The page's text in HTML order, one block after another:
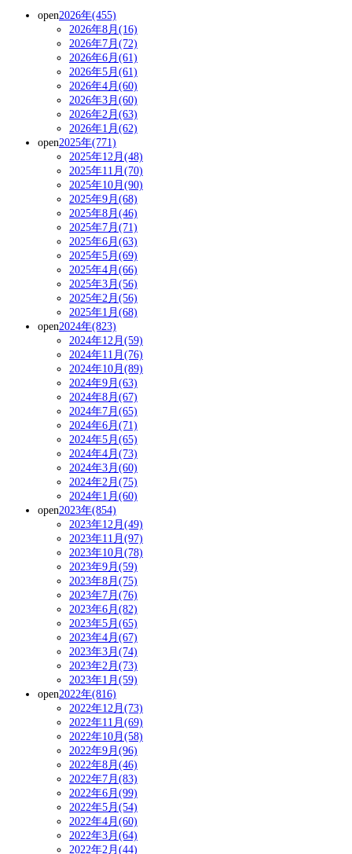
open2026年(455)
2026年8月(16)
2026年7月(72)
2026年6月(61)
2026年5月(61)
2026年4月(60)
2026年3月(60)
2026年2月(63)
2026年1月(62)
open2025年(771)
2025年12月(48)
2025年11月(70)
2025年10月(90)
2025年9月(68)
2025年8月(46)
2025年7月(71)
2025年6月(63)
2025年5月(69)
2025年4月(66)
2025年3月(56)
2025年2月(56)
2025年1月(68)
open2024年(823)
2024年12月(59)
2024年11月(76)
2024年10月(89)
2024年9月(63)
2024年8月(67)
2024年7月(65)
2024年6月(71)
2024年5月(65)
2024年4月(73)
2024年3月(60)
2024年2月(75)
2024年1月(60)
open2023年(854)
2023年12月(49)
2023年11月(97)
2023年10月(78)
2023年9月(59)
2023年8月(75)
2023年7月(76)
2023年6月(82)
2023年5月(65)
2023年4月(67)
2023年3月(74)
2023年2月(73)
2023年1月(59)
open2022年(816)
2022年12月(73)
2022年11月(69)
2022年10月(58)
2022年9月(96)
2022年8月(46)
2022年7月(83)
2022年6月(99)
2022年5月(54)
2022年4月(60)
2022年3月(64)
2022年2月(44)